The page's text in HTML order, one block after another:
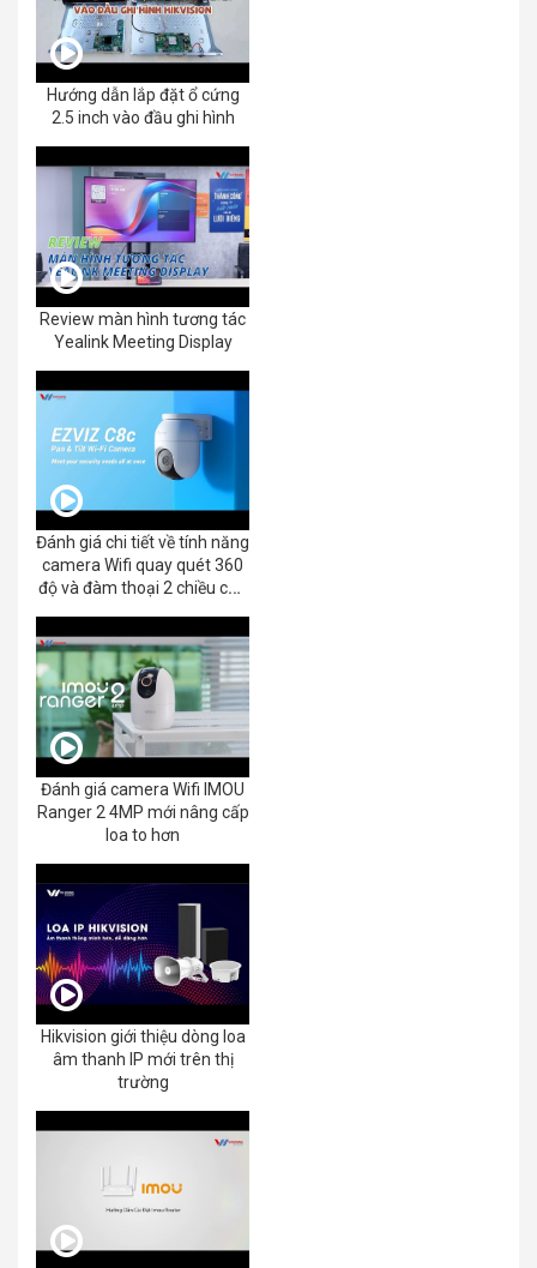
Hướng dẫn lắp đặt ổ cứng
2.5 inch vào đầu ghi hình
Review màn hình tương tác
Yealink Meeting Display
Đánh giá chi tiết về tính năng
camera Wifi quay quét 360
độ và đàm thoại 2 chiều của
Đánh giá camera Wifi IMOU
Ranger 2 4MP mới nâng cấp
loa to hơn
Hikvision giới thiệu dòng loa
âm thanh IP mới trên thị
trường